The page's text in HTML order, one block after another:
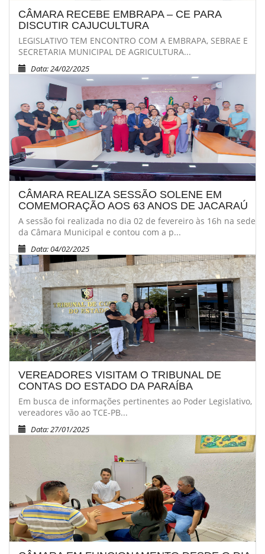
CÂMARA RECEBE EMBRAPA – CE PARA
DISCUTIR CAJUCULTURA
LEGISLATIVO TEM ENCONTRO COM A EMBRAPA, SEBRAE E
SECRETARIA MUNICIPAL DE AGRICULTURA...
Data: 24/02/2025
CÂMARA REALIZA SESSÃO SOLENE EM
COMEMORAÇÃO AOS 63 ANOS DE JACARAÚ
A sessão foi realizada no dia 02 de fevereiro às 16h na sede
da Câmara Municipal e contou com a p...
Data: 04/02/2025
VEREADORES VISITAM O TRIBUNAL DE
CONTAS DO ESTADO DA PARAÍBA
Em busca de informações pertinentes ao Poder Legislativo,
vereadores vão ao TCE-PB...
Data: 27/01/2025